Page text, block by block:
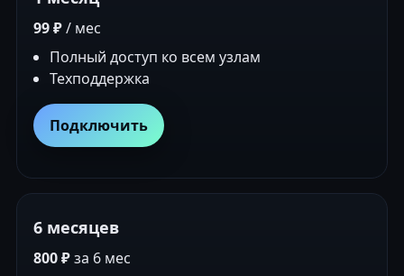
99 ₽/ мес
Полный доступ ко всем узлам
Техподдержка
Подключить
6 месяцев
800 ₽за 6 мес